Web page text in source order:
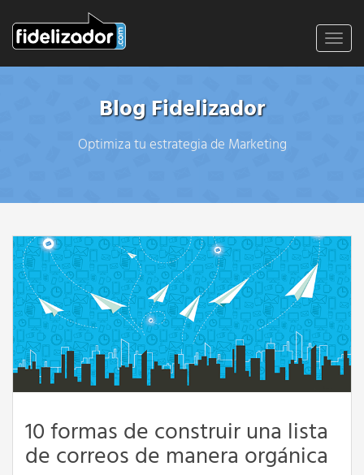
Blog Fidelizador
Optimiza tu estrategia de Marketing
10 formas de construir una lista
de correos de manera orgánica